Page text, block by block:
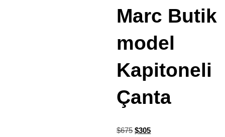
Marc Butik
model
Kapitoneli
Çanta
$675 $305